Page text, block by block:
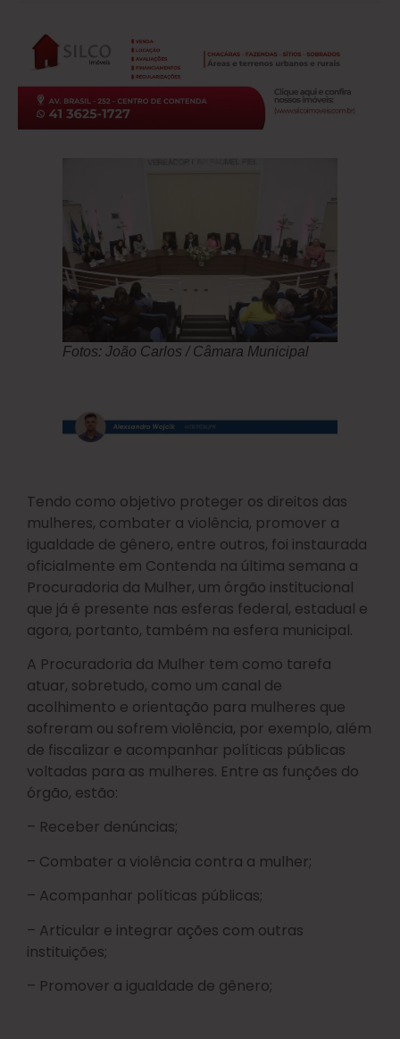
Fotos: João Carlos / Câmara Municipal
Tendo como objetivo proteger os direitos das
mulheres, combater a violência, promover a
igualdade de gênero, entre outros, foi instaurada
oficialmente em Contenda na última semana a
Procuradoria da Mulher, um órgão institucional
que já é presente nas esferas federal, estadual e
agora, portanto, também na esfera municipal.
A Procuradoria da Mulher tem como tarefa
atuar, sobretudo, como um canal de
acolhimento e orientação para mulheres que
sofreram ou sofrem violência, por exemplo, além
de fiscalizar e acompanhar políticas públicas
voltadas para as mulheres. Entre as funções do
órgão, estão:
– Receber denúncias;
– Combater a violência contra a mulher;
– Acompanhar políticas públicas;
– Articular e integrar ações com outras
instituições;
– Promover a igualdade de gênero;